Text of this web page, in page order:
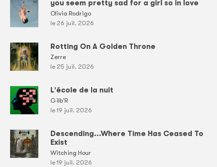
you seem pretty sad for a girl so in love
Olivia Rodrigo
le 26 juil. 2026
Rotting On A Golden Throne
Zerre
le 25 juil. 2026
L'école de la nuit
Gilb'R
le 19 juil. 2026
Descending...Where Time Has Ceased To
Exist
Witching Hour
le 19 juil. 2026